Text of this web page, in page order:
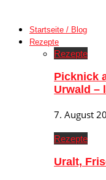
Startseite / Blog
Rezepte
Rezepte
Picknick
Urwald –
7. August
Rezepte
Uralt,